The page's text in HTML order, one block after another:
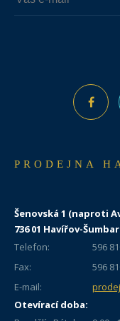
PRODEJNA
Šenovská 1 (naproti
736 01 Havířov-
Telefon:
596
Fax:
596
E-mail:
Otevírací doba: